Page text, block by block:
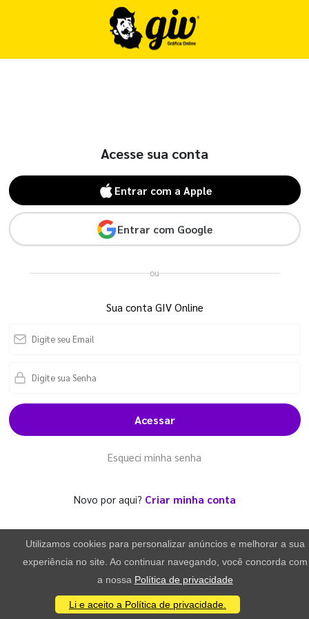
Acesse sua conta
Entrar com a Apple
Entrar com Google
ou
Sua conta GIV Online
Acessar
Esqueci minha senha
Novo por aqui? Criar minha conta
Utilizamos cookies para personalizar anúncios e melhorar a sua
experiência no site. Ao continuar navegando, você concorda com
a nossa Política de privacidade
Li e aceito a Política de privacidade.